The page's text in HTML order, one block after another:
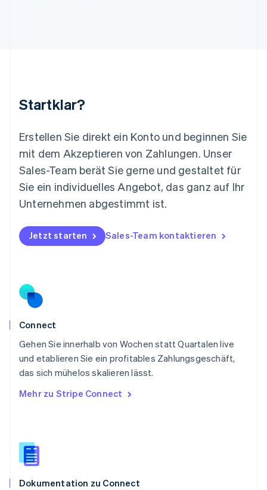
Startklar?
Erstellen Sie direkt ein Konto und beginnen Sie
mit dem Akzeptieren von Zahlungen. Unser
Sales-Team berät Sie gerne und gestaltet für
Sie ein individuelles Angebot, das ganz auf Ihr
Unternehmen abgestimmt ist.
Jetzt starten Sales-Team kontaktieren
Connect
Gehen Sie innerhalb von Wochen statt Quartalen live
und etablieren Sie ein profitables Zahlungsgeschäft,
das sich mühelos skalieren lässt.
Mehr zu Stripe Connect
Dokumentation zu Connect
Mexiko
English
Niederlande
Nederlands English
Norwegen
English
Österreich
Polen
English
Portugal
Schweden
Svenska
Schweiz
Singapur
English简体中文
Slowakei
Slowenien
English
Spanien
Thailand